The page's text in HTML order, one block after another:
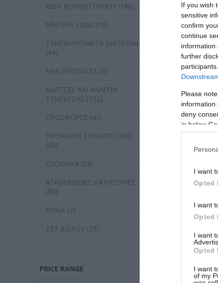
If you wish
sensitive
confirm
continue
information
further
Please
information
deny
in below
I want
Opted
I want
Opted
I want
Opted
I want
of my
Imel Caviar
Μαλλιών
Διαθέσιμο
ΕΙΔΗ ΚΟΜΜΩΤΗΡΙΟΥ (186)
ΜΗΤΕΡΑ-ΠΑΙΔΙ (18)
ΣΥΜΠΛΗΡΩΜΑΤΑ ΔΙΑΤΡΟΦΗΣ
(44)
ΝΕΑ ΠΡΟΪΟΝΤΑ (3)
ΚΑΛΤΣΕΣ ΚΑΙ ΚΑΛΣΟΝ
ΣΥΜΠΙΕΣΗΣ (122)
ΠΡΟΣΦΟΡΕΣ (43)
ΠΡΟΪΟΝΤΑ ΤΡΙΧΟΠΤΩΣΗΣ
(20)
ΕΠΟΧΙΑΚΑ (23)
ΑΓΑΠΗΜΕΝΕΣ ΚΑΤΗΓΟΡΙΕΣ
(85)
ΝΥΧΙΑ (7)
ΣΕΤ ΔΩΡΟΥ (23)
PRICE RANGE